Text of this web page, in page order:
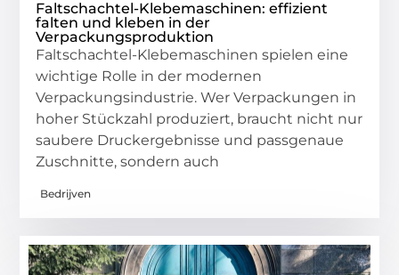
Faltschachtel-Klebemaschinen: effizient
falten und kleben in der
Verpackungsproduktion
Faltschachtel-Klebemaschinen spielen eine
wichtige Rolle in der modernen
Verpackungsindustrie. Wer Verpackungen in
hoher Stückzahl produziert, braucht nicht nur
saubere Druckergebnisse und passgenaue
Zuschnitte, sondern auch
Bedrijven